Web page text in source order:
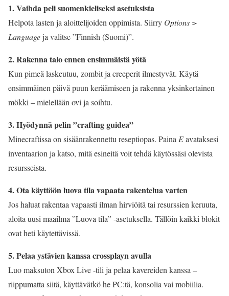
1. Vaihda peli suomenkieliseksi asetuksista
Helpota lasten ja aloittelijoiden oppimista. Siirry Options >
Languageja valitse ”Finnish (Suomi)”.
2. Rakenna talo ennen ensimmäistä yötä
Kun pimeä laskeutuu, zombit ja creeperit ilmestyvät. Käytä
ensimmäinen päivä puun keräämiseen ja rakenna yksinkertainen
mökki – mielellään ovi ja soihtu.
3. Hyödynnä pelin ”crafting guidea”
Minecraftissa on sisäänrakennettu reseptiopas. Paina Eavataksesi
inventaarion ja katso, mitä esineitä voit tehdä käytössäsi olevista
resursseista.
4. Ota käyttöön luova tila vapaata rakentelua varten
Jos haluat rakentaa vapaasti ilman hirviöitä tai resurssien keruuta,
aloita uusi maailma ”Luova tila” -asetuksella. Tällöin kaikki blokit
ovat heti käytettävissä.
5. Pelaa ystävien kanssa crossplayn avulla
Luo maksuton Xbox Live -tili ja pelaa kavereiden kanssa –
riippumatta siitä, käyttävätkö he PC:tä, konsolia vai mobiilia.